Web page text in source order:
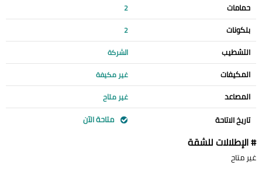
حمامات 2
بلكونات 2
التشطيب الشركة
المكيفات غير مكيفة
المصاعد غير متاح
تاريخ الاتاحة متاحة الآن
# الإطلالات للشقة
غير متاح